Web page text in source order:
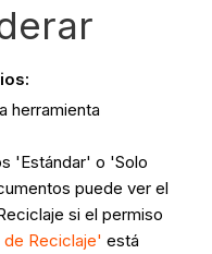
herramienta
'Estándar' o 'Solo
puede ver el
si el permiso
de Reciclaje' está